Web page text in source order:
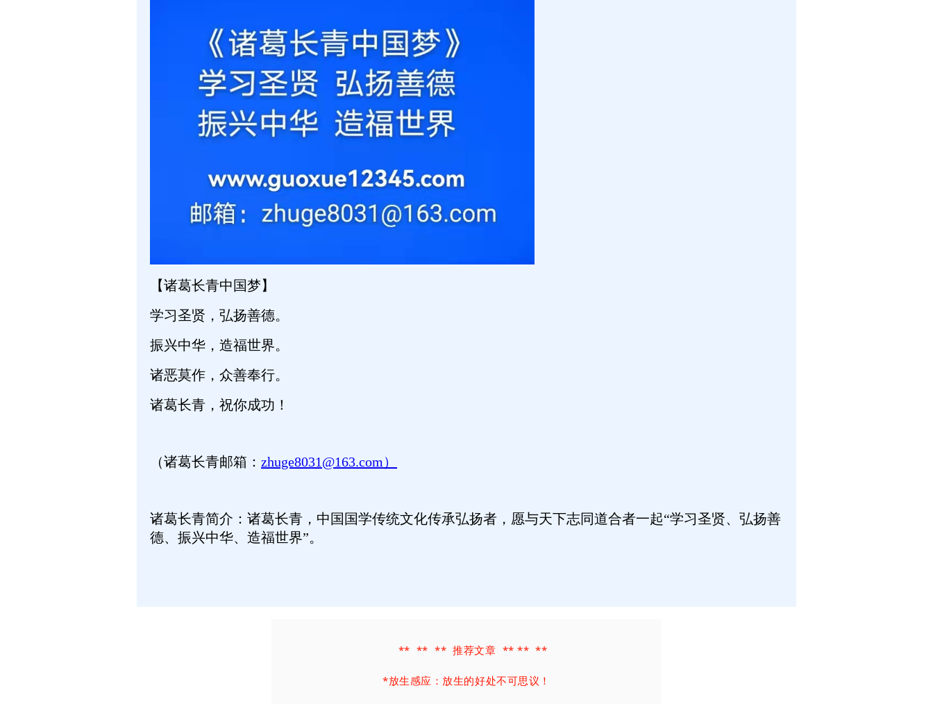
【诸葛长青中国梦】
学习圣贤，弘扬善德。
振兴中华，造福世界。
诸恶莫作，众善奉行。
诸葛长青，祝你成功！
（诸葛长青邮箱： zhuge8031@163.com）
诸葛长青简介：诸葛长青，中国国学传统文化传承弘扬者，愿与天下志同道合者一起“学习圣贤、弘扬善
德、振兴中华、造福世界”。
** ** ** 推荐文章 ** ** **
*放生感应：放生的好处不可思议！